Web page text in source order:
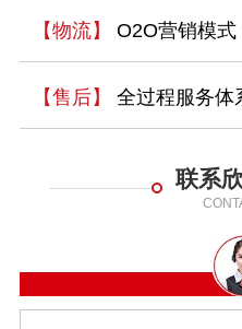
【物流】 O2O营销模
【售后】 全过程服务体
联系